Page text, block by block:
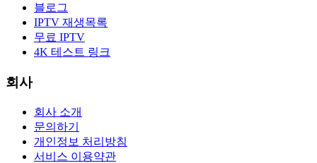
블로그
IPTV 재생목록
무료 IPTV
4K 테스트 링크
회사
회사 소개
문의하기
개인정보 처리방침
서비스 이용약관